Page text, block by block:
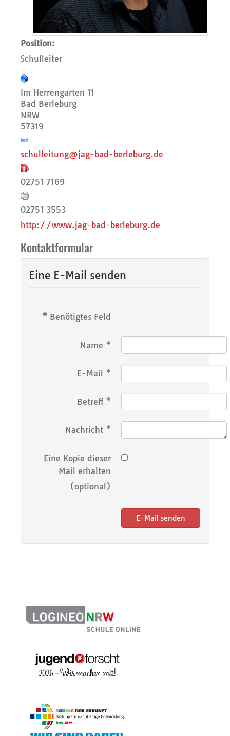
Position:
Schulleiter
Im Herrengarten 11
Bad Berleburg
NRW
57319
schulleitung@jag-bad-berleburg.de
02751 7169
02751 3553
http://www.jag-bad-berleburg.de
Kontaktformular
Eine E-Mail senden
*Benötigtes Feld
Name *
E-Mail *
Betreff*
Nachricht*
Eine Kopie dieser
Mail erhalten
(optional)
E-Mail senden